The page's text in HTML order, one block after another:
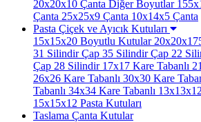
20x20x10 Çanta Diğer Boyutlar
Çanta 25x25x9 Çanta 10x14x5 Çanta
Pasta Çiçek ve Ayıcık Kutuları
15x15x20 Boyutlu Kutular
31 SilindirÇap 35 SilindirÇap 22
Çap 28 Silindir17x17 Kare Tabanlı
26x26 Kare Tabanlı 30x30 Kare
Tabanlı 34x34 Kare Tabanlı
15x15x12 Pasta Kutuları
Taslama Çanta Kutular